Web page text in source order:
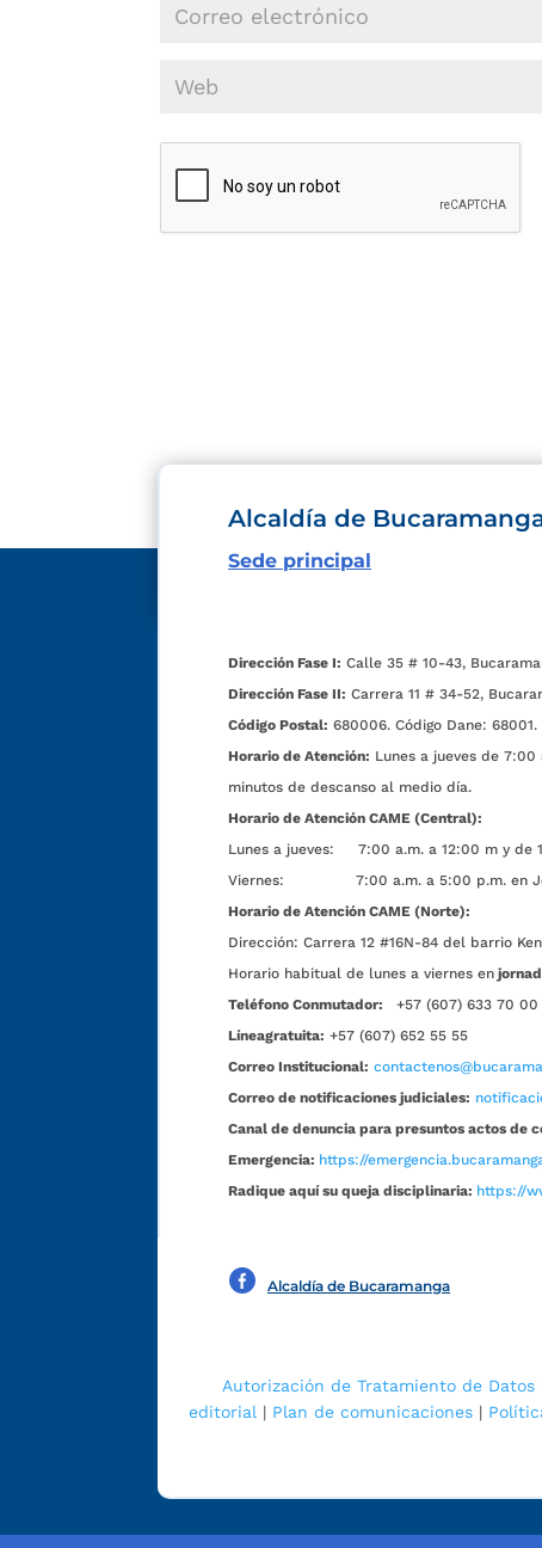
Alcaldía de
Sede principal
Dirección Fase I: Calle 35 # 10-43,
Dirección Fase II: Carrera 11 # 34-52,
Código Postal: 680006. Código Dane: 68001.
Horario de Atención: Lunes a jueves de
minutos de descanso al medio día.
Horario de Atención CAME (Central):
Lunes a jueves: 7:00 a.m. a 12:00 m y de
Viernes: 7:00 a.m. a 5:00 p.m. en
Horario de Atención CAME (Norte):
Dirección: Carrera 12 #16N-84 del barrio
Horario habitual de lunes a viernes en
Teléfono Conmutador:
+57 (607) 633 70 00
Líneagratuita: +57 (607) 652 55 55
Correo Institucional:
Correo de notificaciones judiciales:
Canal de denuncia para presuntos actos de
Emergencia: https://
Radique aquí su queja disciplinaria: https://
Alcaldía de Bucaramanga
Autorización de Tratamiento de Datos
editorial | Plan de comunicaciones |